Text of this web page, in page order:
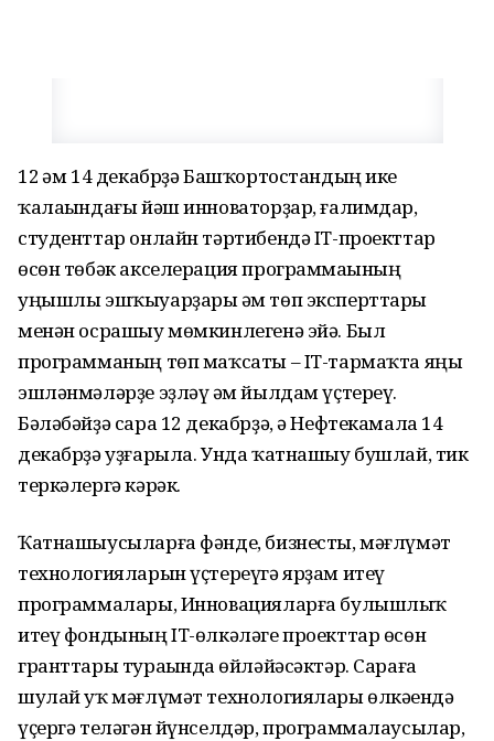
12 һәм 14 декабрҙә Башҡортостандың ике
ҡалаһындағы йәш инноваторҙар, ғалимдар,
студенттар онлайн тәртибендә IT-проекттар
өсөн төбәк акселерация программаһының
уңышлы эшҡыуарҙары һәм төп эксперттары
менән осрашыу мөмкинлегенә эйә. Был
программаның төп маҡсаты – IT-тармаҡта яңы
эшләнмәләрҙе эҙләү һәм йылдам үҫтереү.
Бәләбәйҙә сара 12 декабрҙә, ә Нефтекамала 14
декабрҙә уҙғарыла. Унда ҡатнашыу бушлай, тик
теркәлергә кәрәк.
Ҡатнашыусыларға фәнде, бизнесты, мәғлүмәт
технологияларын үҫтереүгә ярҙам итеү
программалары, Инновацияларға булышлыҡ
итеү фондының IT-өлкәләге проекттар өсөн
гранттары тураһында һөйләйәсәктәр. Сараға
шулай уҡ мәғлүмәт технологиялары өлкәһендә
үҫергә теләгән йүнселдәр, программалаусылар,